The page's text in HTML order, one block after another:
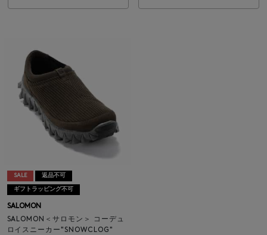
SALE 返品不可
ギフトラッピング不可
SALOMON
SALOMON＜サロモン＞ コーデュ
ロイスニーカー"SNOWCLOG"